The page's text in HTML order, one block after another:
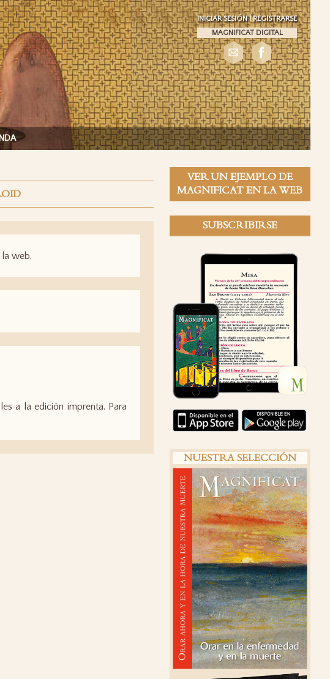
INICIAR SESIÓN REGISTRARSE
MAGNIFICAT DIGITAL
la web.
a la edición imprenta. Para
VER UN EJEMPLO DE
MAGNIFICAT EN LA WEB
SUBSCRIBIRSE
NUESTRA SELECCIÓN